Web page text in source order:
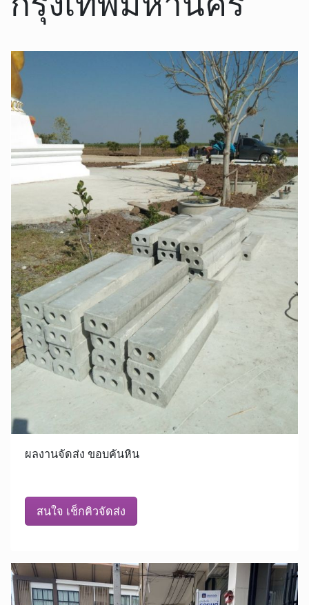
ผลงานจัดส่ง ขอบคันหิน
สนใจ เช็กคิวจัดส่ง